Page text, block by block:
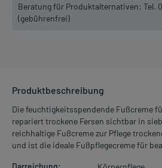
Beratung für Produktalternativen: Tel.
(gebührenfrei)
Produktbeschreibung
Die feuchtigkeitsspendende Fußcreme
repariert trockene Fersen sichtbar in
reichhaltige Fußcreme zur Pflege
und ist die ideale Fußpflegecreme für